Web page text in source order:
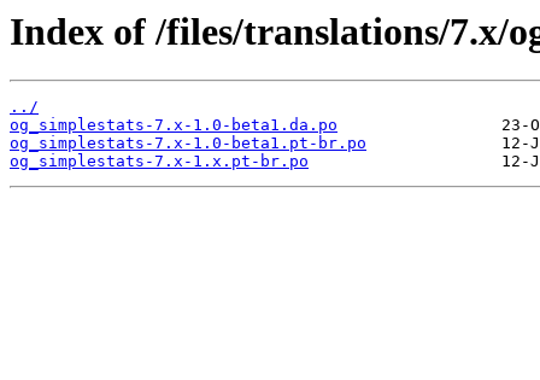
Index of /files/translations/7.x/
../
og_simplestats-7.x-1.0-beta1.da.po
og_simplestats-7.x-1.0-beta1.pt-br.po
og_simplestats-7.x-1.x.pt-br.po